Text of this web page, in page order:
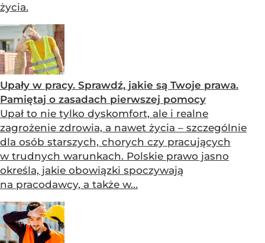
życia.
Upały w pracy. Sprawdź, jakie są Twoje prawa.
Pamiętaj o zasadach pierwszej pomocy
Upał to nie tylko dyskomfort, ale i realne
zagrożenie zdrowia, a nawet życia – szczególnie
dla osób starszych, chorych czy pracujących
w trudnych warunkach. Polskie prawo jasno
określa, jakie obowiązki spoczywają
na pracodawcy, a także w...